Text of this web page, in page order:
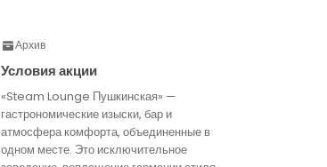
Архив
Условия акции
«Steam Lounge Пушкинская» —
гастрономические изыски, бар и
атмосфера комфорта, объединенные в
одном месте. Это исключительное